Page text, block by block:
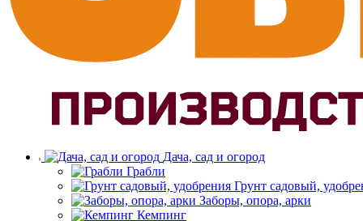
Дача, сад и огород
Грабли
Грунт садовый,
Заборы, опора, арки
Кемпинг